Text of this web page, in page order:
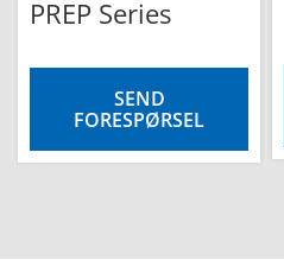
PREP Series
SEND
FORESPØRSEL